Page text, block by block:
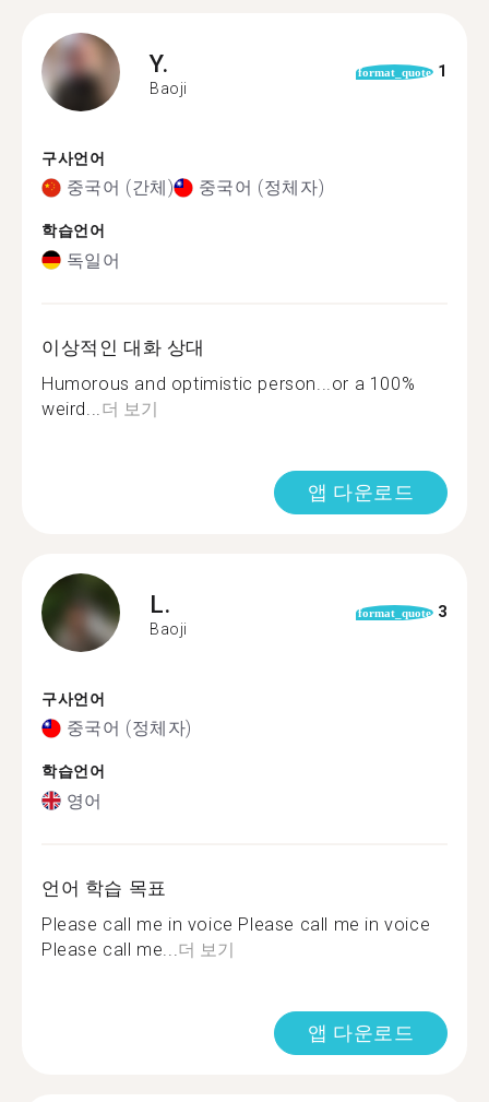
Y.
Baoji
format_quote 1
구사언어
중국어 (간체) 중국어 (정체자)
학습언어
독일어
이상적인 대화 상대
Humorous and optimistic person...or a 100%
weird... 더 보기
앱 다운로드
L.
Baoji
format_quote 3
구사언어
중국어 (정체자)
학습언어
영어
언어 학습 목표
Please call me in voice Please call me in voice
Please call me... 더 보기
앱 다운로드